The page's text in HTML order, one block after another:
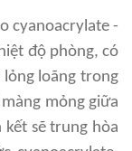
cyanoacrylate -
độ phòng, có
loãng trong
mỏng giữa
sẽ trung hòa